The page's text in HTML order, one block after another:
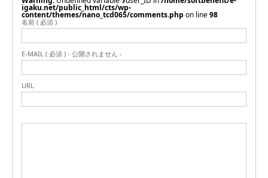
igaku.net/public_html/cts/wp-
content/themes/nano_tcd065/comments.php on line98
名前 ( 必須 )
E-MAIL ( 必須 ) - 公開されません -
URL